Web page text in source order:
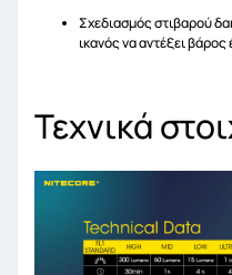
Σχεδιασμός στιβαρού
ικανός να αντέξει βάρος
Τεχνικά